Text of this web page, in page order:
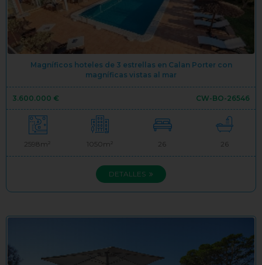
Magníficos hoteles de 3 estrellas en Calan Porter con
magníficas vistas al mar
3.600.000 € CW-BO-26546
2598m² 1050m² 26 26
DETALLES